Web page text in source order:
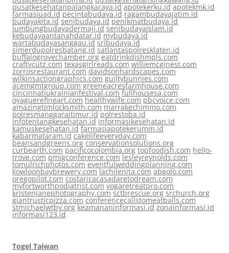
pusatkesehatanpalangkaraya.id apotekerku.id apotekmk.id
farmasiuad.id pecintabudaya.id ragambudayajatim.id
budayakita.id senibudaya.id penikmatbudaya.id
lumbungbudayadermaji.id senibudayaislam.id
kebudayaantanahdatar.id mybudaya.id
wartabudayasanggau.id sribudaya.id
simerdupolresbatang.id satlantaspolresklaten.id
buffalogrovechamber.org eatdrinkdishmpls.com
craftycutz.com texasgirlreads.com williemcginest.com
zorrosrestaurant.com davidsonhardscapes.com
wilkinsactiongraphics.com guiltybunnies.com
acemgmtgroup.com greeneacresfarmhouse.com
cincinnatiukrainianfestival.com fullhousesa.com
oyaguerefineart.com healthywife.com pbcvoice.com
amazingtimlocksmith.com marrakechimmo.com
polresmanggaraitimur.id polrestoba.id
infotentangkesehatan.id informasikesehatan.id
kamuskesehatan.id farmasiapotekerumm.id
kabarmataram.id cakelifeeveryday.com
beansandgreens.org conservationsolutions.org
curbearth.com pacificocolombia.org topfoodish.com hello-
trove.com pmigconference.com lesleyreynolds.com
tomulrichphotos.com eventfulweddingplanning.com
kowloonbaybrewery.com lachilenita.com abgolo.com
oregopilot.com costaricacasadaretodream.com
myfortworthpodiatrist.com yogaretreatpro.com
kristenjanephotography.com sctbrescue.org srchurch.org
giantrusticpizza.com conferencecallstomeatballs.com
stmichaelwtby.org keamananinformasi.id zonainformasi.id
informasi123.id
Togel Taiwan